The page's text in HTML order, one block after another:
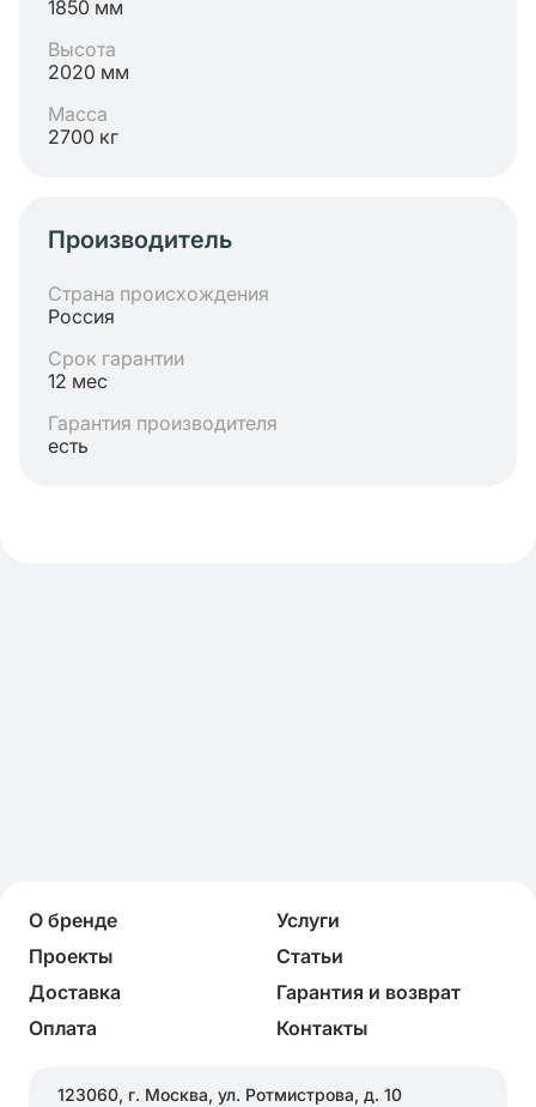
1850 мм
Высота
2020 мм
Масса
2700 кг
Производитель
Страна происхождения
Россия
Срок гарантии
12 мес
Гарантия производителя
есть
О бренде
Услуги
Проекты
Статьи
Доставка
Гарантия и возврат
Оплата
Контакты
123060, г. Москва, ул. Ротмистрова, д. 10